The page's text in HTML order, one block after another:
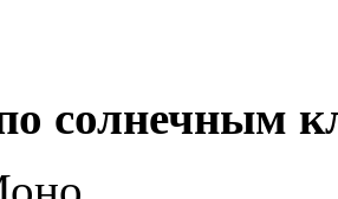
солнечным